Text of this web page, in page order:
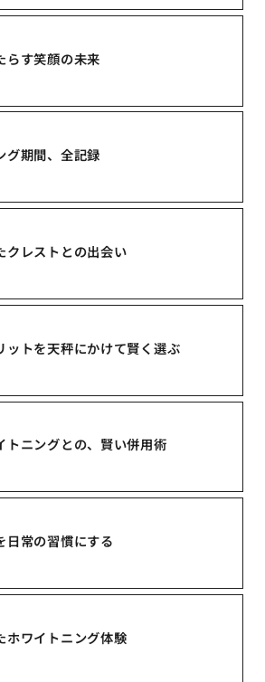
らす笑顔の未来
グ期間、全記録
クレストとの出会い
ットを天秤にかけて賢く選ぶ
トニングとの、賢い併用術
日常の習慣にする
ホワイトニング体験